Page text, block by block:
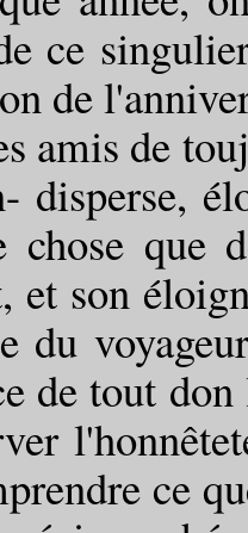
ce
de
amis de
disperse,
chose que
et son
du
de tout
ce